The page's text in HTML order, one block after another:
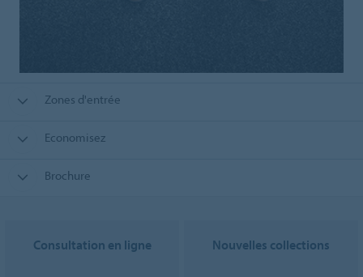
Zones d'entrée
Economisez
Brochure
Consultation en ligne Nouvelles collections